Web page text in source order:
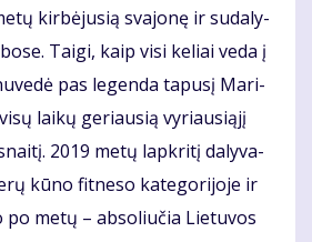
kir­bė­ju­sią sva­jo­nę ir su­da­ly­
Tai­gi, kaip vi­si ke­liai ve­da į
pas le­gen­da ta­pu­sį Ma­ri­
lai­kų ge­riau­sią vy­riau­si­ą­jį
2019 me­tų lap­kri­tį da­ly­va­
kū­no fit­ne­so ka­te­go­ri­jo­je ir
me­tų – ab­so­liu­čia Lie­tu­vos